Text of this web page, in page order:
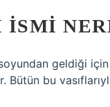
ISMI
geldiği
Bütün bu